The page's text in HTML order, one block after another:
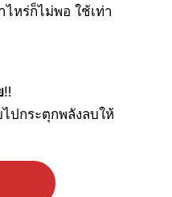
ไหร่ก็ไม่พอ ใช้เท่า
‼
ปกระตุกพลังลบให้